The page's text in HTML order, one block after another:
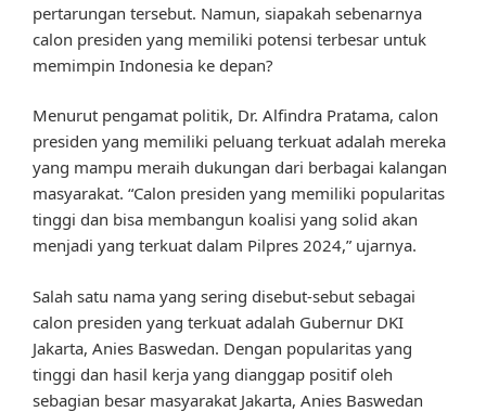
pertarungan tersebut. Namun, siapakah sebenarnya
calon presiden yang memiliki potensi terbesar untuk
memimpin Indonesia ke depan?
Menurut pengamat politik, Dr. Alfindra Pratama, calon
presiden yang memiliki peluang terkuat adalah mereka
yang mampu meraih dukungan dari berbagai kalangan
masyarakat. “Calon presiden yang memiliki popularitas
tinggi dan bisa membangun koalisi yang solid akan
menjadi yang terkuat dalam Pilpres 2024,” ujarnya.
Salah satu nama yang sering disebut-sebut sebagai
calon presiden yang terkuat adalah Gubernur DKI
Jakarta, Anies Baswedan. Dengan popularitas yang
tinggi dan hasil kerja yang dianggap positif oleh
sebagian besar masyarakat Jakarta, Anies Baswedan